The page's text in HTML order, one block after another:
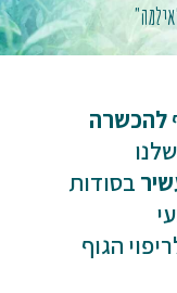
להכשרה
שלנו
בסודות
הגוף